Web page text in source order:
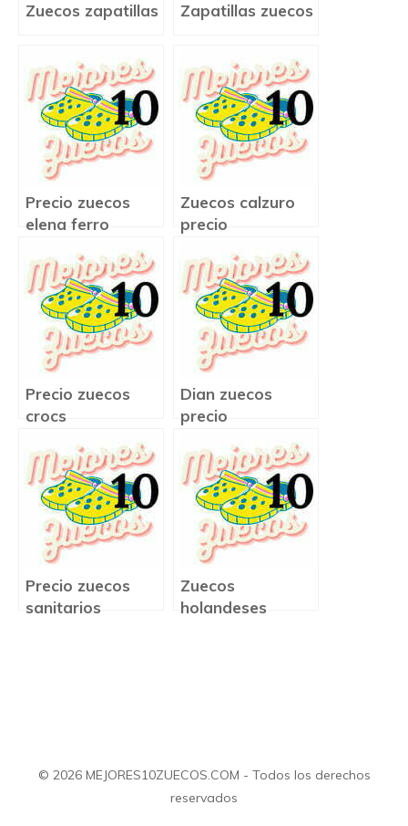
Zuecos zapatillas Zapatillas zuecos
Precio zuecos
elena ferro
Zuecos calzuro
precio
Precio zuecos
crocs
Dian zuecos
precio
Precio zuecos
sanitarios
Zuecos
holandeses
© 2026 MEJORES10ZUECOS.COM - Todos los derechos
reservados